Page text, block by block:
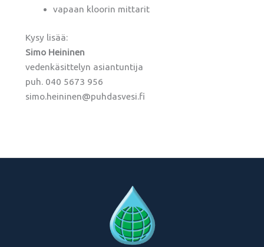
vapaan kloorin mittarit
Kysy lisää:
Simo Heininen
vedenkäsittelyn asiantuntija
puh. 040 5673 956
simo.heininen@puhdasvesi.fi